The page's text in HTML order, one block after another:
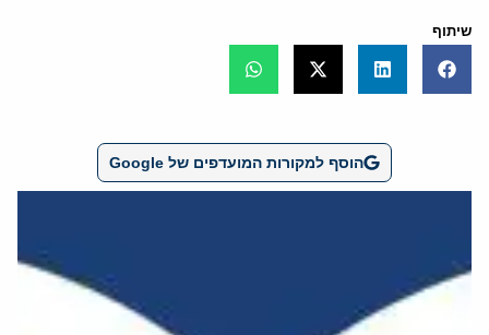
שיתוף
הוסף למקורות המועדפים של Google